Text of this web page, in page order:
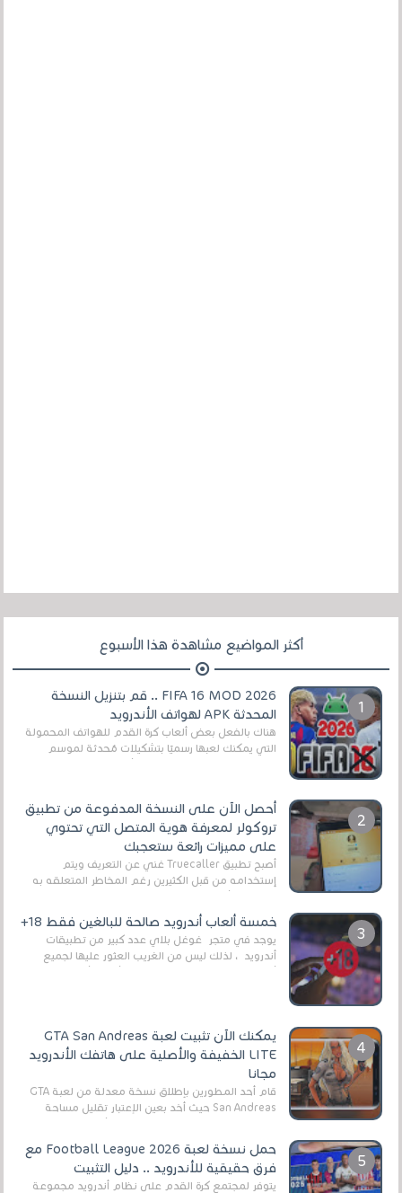
أكثر المواضيع مشاهدة هذا الأسبوع
FIFA 16 MOD 2026 .. قم بتنزيل النسخة
المحدثة APK لهواتف الأندرويد
هناك بالفعل بعض ألعاب كرة القدم للهواتف المحمولة
التي يمكنك لعبها رسميًا بتشكيلات مُحدثة لموسم
أحصل الآن على النسخة المدفوعة من تطبيق
تروكولر لمعرفة هوية المتصل التي تحتوي
على مميزات رائعة ستعجبك
أصبح تطبيق Truecaller غني عن التعريف ويتم
إستخدامه من قبل الكثيرين رغم المخاطر المتعلقه به
خمسة ألعاب أندرويد صالحة للبالغين فقط 18+
يوجد في متجر غوغل بلاي عدد كبير من تطبيقات
أندرويد ، لذلك ليس من الغريب العثور عليها لجميع
يمكنك الآن تثبيت لعبة GTA San Andreas
LITE الخفيفة والأصلية على هاتفك الأندرويد
مجانا
قام أحد المطورين بإطلاق نسخة معدلة من لعبة GTA
San Andreas حيث أخد بعين الإعتبار تقليل مساحة
حمل نسخة لعبة Football League 2026 مع
فرق حقيقية للأندرويد .. دليل التثبيت
يتوفر لمجتمع كرة القدم على نظام أندرويد مجموعة